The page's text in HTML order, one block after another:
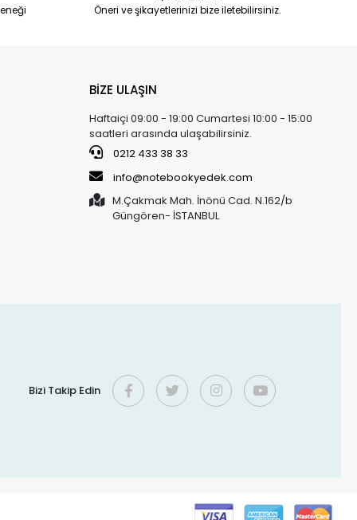
Öneri ve şikayetlerinizi bize iletebilirsiniz.
BİZE ULAŞIN
Haftaiçi 09:00 - 19:00 Cumartesi 10:00 - 15:00
saatleri arasında ulaşabilirsiniz.
0212 433 38 33
info@notebookyedek.com
M.Çakmak Mah. İnönü Cad. N.162/b
Güngören- İSTANBUL
Bizi Takip Edin